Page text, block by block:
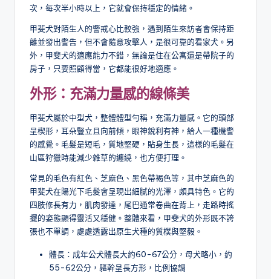
次，每次半小時以上，它就會保持穩定的情緒。
甲斐犬對陌生人的警戒心比較強，遇到陌生來訪者會保持距
離並發出警告，但不會隨意攻擊人，是很可靠的看家犬。另
外，甲斐犬的適應能力不錯，無論是住在公寓還是帶院子的
房子，只要照顧得當，它都能很好地適應。
外形：充滿力量感的線條美
甲斐犬屬於中型犬，整體體型勻稱，充滿力量感。它的頭部
呈楔形，耳朵豎立且向前傾，眼神銳利有神，給人一種機警
的感覺。毛髮是短毛，質地堅硬，貼身生長，這樣的毛髮在
山區狩獵時能減少雜草的纏繞，也方便打理。
常見的毛色有紅色、芝麻色、黑色帶褐色等，其中芝麻色的
甲斐犬在陽光下毛髮會呈現出細膩的光澤，頗具特色。它的
四肢修長有力，肌肉發達，尾巴通常卷曲在背上，走路時搖
擺的姿態顯得靈活又穩健。整體來看，甲斐犬的外形既不誇
張也不單調，處處透露出原生犬種的質樸與堅毅。
體長：成年公犬體長大約60-67公分，母犬略小，約
55-62公分，軀幹呈長方形，比例協調